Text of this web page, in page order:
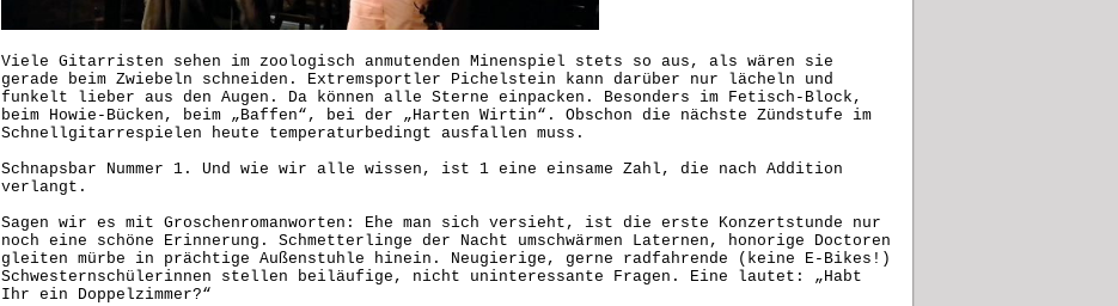
Viele Gitarristen sehen im zoologisch anmutenden Minenspiel stets so aus, als wären sie
gerade beim Zwiebeln schneiden. Extremsportler Pichelstein kann darüber nur lächeln und
funkelt lieber aus den Augen. Da können alle Sterne einpacken. Besonders im Fetisch-Block,
beim Howie-Bücken, beim „Baffen“, bei der „Harten Wirtin“. Obschon die nächste Zündstufe im
Schnellgitarrespielen heute temperaturbedingt ausfallen muss.
Schnapsbar Nummer 1. Und wie wir alle wissen, ist 1 eine einsame Zahl, die nach Addition
verlangt.
Sagen wir es mit Groschenromanworten: Ehe man sich versieht, ist die erste Konzertstunde nur
noch eine schöne Erinnerung. Schmetterlinge der Nacht umschwärmen Laternen, honorige Doctoren
gleiten mürbe in prächtige Außenstuhle hinein. Neugierige, gerne radfahrende (keine E-Bikes!)
Schwesternschülerinnen stellen beiläufige, nicht uninteressante Fragen. Eine lautet: „Habt
Ihr ein Doppelzimmer?“